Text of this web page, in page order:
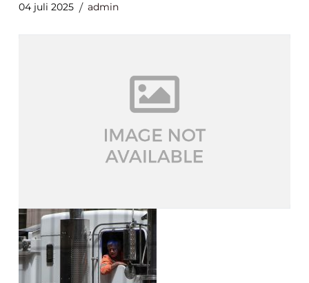
04 juli 2025 admin